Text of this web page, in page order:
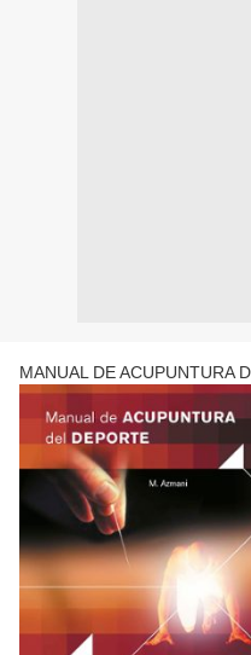
MANUAL DE ACUPUNTURA